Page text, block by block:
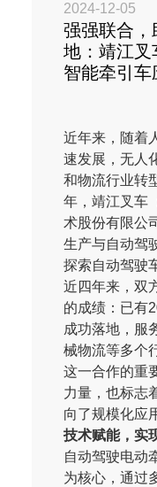
2024-12-05
强强联合
地：靖江
智能牵引
近年来，随着
速发展，无人
和物流行业转
年，靖江叉车
术股份有限公
生产与自动驾
探索自动驾驶
近四年来，双
的成绩：已有
成功落地，服
械物流等多个
这一合作的重
力量，也标志
向了规模化应
技术赋能，实
自动驾驶电动
为核心，通过